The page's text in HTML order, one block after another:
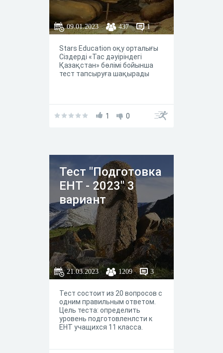
09.01.2023 437 1
Stars Education оқу орталығы
Сіздерді «Тас дәуіріндегі
Қазақстан» бөлімі бойынша
тест тапсыруға шақырады
1 0
Тест "Подготовка
ЕНТ - 2023" 3
вариант
21.03.2023 1209 3
Тест состоит из 20 вопросов с
одним правильным ответом.
Цель теста: определить
уровень подготовленлсти к
ЕНТ учащихся 11 класса.